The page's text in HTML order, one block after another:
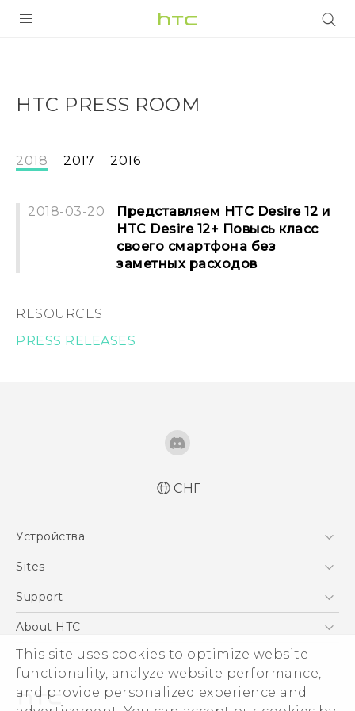
This site uses cookies to optimize website
functionality, analyze website performance,
and provide personalized experience and
VIVE
VIVERSE
HTC PRESS ROOM
2018 2017 2016
2018-03-20
Представляем HTC Desire 12 и
HTC Desire 12+ Повысь класс
своего смартфона без
заметных расходов
RESOURCES
PRESS RELEASES
СНГ
Устройства
5G
EXODUS
VIVE
Sites
HTC Dev
Support
ПОДДЕРЖКА
About HTC
ESG
Инвестирование
Политика конфиденциальности